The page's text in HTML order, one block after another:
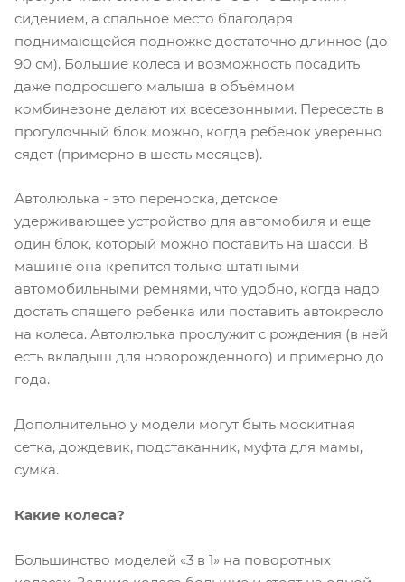
сидением, а спальное место благодаря
поднимающейся подножке достаточно длинное (до
90 см). Большие колеса и возможность посадить
даже подросшего малыша в объёмном
комбинезоне делают их всесезонными. Пересесть в
прогулочный блок можно, когда ребенок уверенно
сядет (примерно в шесть месяцев).
Автолюлька - это переноска, детское
удерживающее устройство для автомобиля и еще
один блок, который можно поставить на шасси. В
машине она крепится только штатными
автомобильными ремнями, что удобно, когда надо
достать спящего ребенка или поставить автокресло
на колеса. Автолюлька прослужит с рождения (в ней
есть вкладыш для новорожденного) и примерно до
года.
Дополнительно у модели могут быть москитная
сетка, дождевик, подстаканник, муфта для мамы,
сумка.
Какие колеса?
Большинство моделей «3 в 1» на поворотных